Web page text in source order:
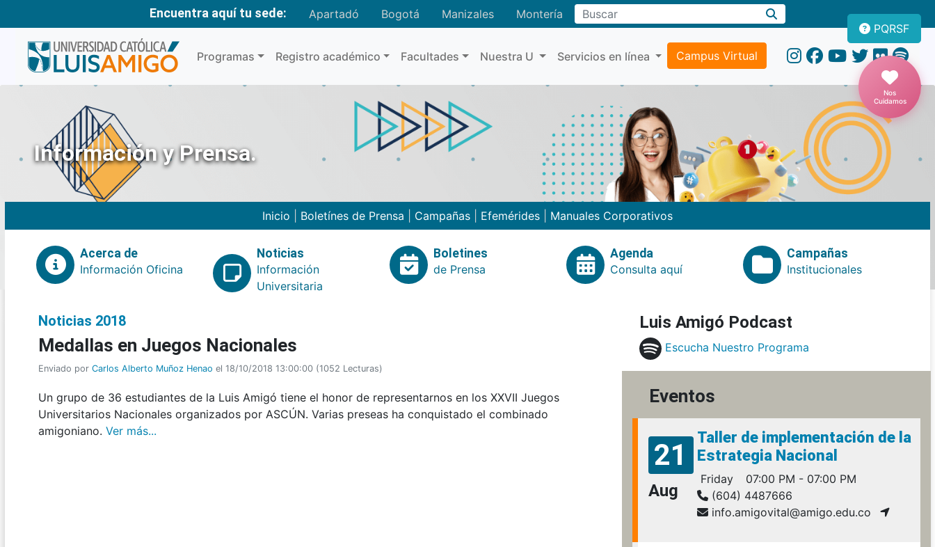
Encuentra aquí tu sede: Apartadó Bogotá Manizales MonteríaBuscar
Programas Registro académico Facultades Nuestra U Servicios en línea Campus Virtual
PQRSF
Nos
Cuidamos
Información y Prensa.
Inicio Boletínes de Prensa Campañas Efemérides Manuales Corporativos
Acerca de
Información Oficina
Noticias
Información
Universitaria
Boletines
de Prensa
Agenda
Consulta aquí
Campañas
Institucionales
Noticias 2018
Medallas en Juegos Nacionales
Enviado por Carlos Alberto Muñoz Henao el 18/10/2018 13:00:00 (1052 Lecturas)
Un grupo de 36 estudiantes de la Luis Amigó tiene el honor de representarnos en los XXVII Juegos
Universitarios Nacionales organizados por ASCÚN. Varias preseas ha conquistado el combinado
amigoniano. Ver más...
Luis Amigó Podcast
Escucha Nuestro Programa
Eventos
21
Aug
Taller de implementación de la
Estrategia Nacional
Friday
07:00 PM - 07:00 PM
(604) 4487666
info.amigovital@amigo.edu.co